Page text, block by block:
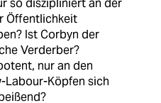
so diszipliniert an der
Öffentlichkeit
Ist Corbyn der
Verderber?
nur an den
Labour-Köpfen sich